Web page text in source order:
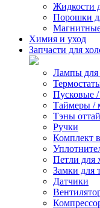
Жидкости
Порошки
Магнитные
Химия и уход
Запчасти для
Лампы для
Пусковые /
Таймеры /
Тэны
Ручки
Комплект
Петли для
Замки для
Датчики